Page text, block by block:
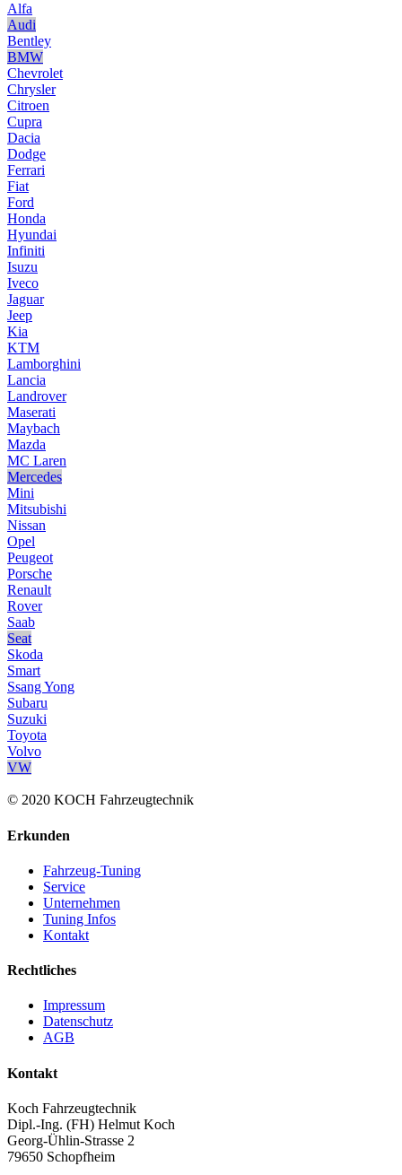
Alfa
Audi
Bentley
BMW
Chevrolet
Chrysler
Citroen
Cupra
Dacia
Dodge
Ferrari
Fiat
Ford
Honda
Hyundai
Infiniti
Isuzu
Iveco
Jaguar
Jeep
Kia
KTM
Lamborghini
Lancia
Landrover
Maserati
Maybach
Mazda
MC Laren
Mercedes
Mini
Mitsubishi
Nissan
Opel
Peugeot
Porsche
Renault
Rover
Saab
Seat
Skoda
Smart
Ssang Yong
Subaru
Suzuki
Toyota
Volvo
VW
© 2020 KOCH Fahrzeugtechnik
Erkunden
Fahrzeug-Tuning
Service
Unternehmen
Tuning Infos
Kontakt
Rechtliches
Impressum
Datenschutz
AGB
Kontakt
Koch Fahrzeugtechnik
Dipl.-Ing. (FH) Helmut Koch
Georg-Ühlin-Strasse 2
79650 Schopfheim